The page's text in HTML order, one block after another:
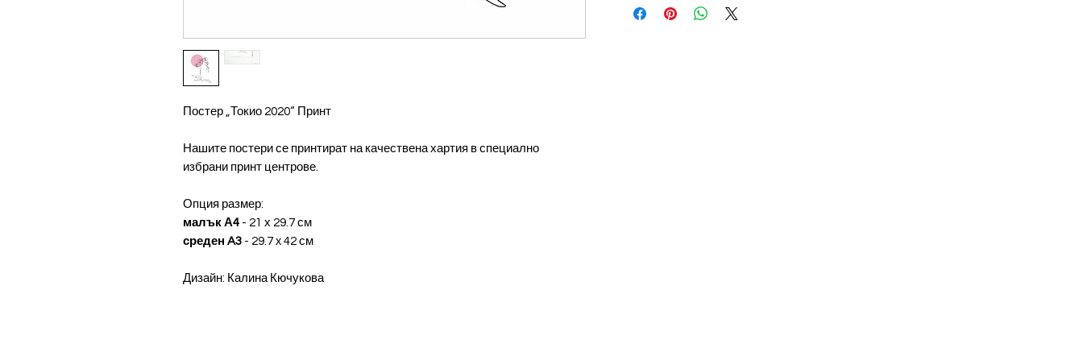
Постер „Токио 2020“ Принт
Нашите постери се принтират на качествена хартия в специално
избрани принт центрове.
Опция размер:
малък А4 - 21 х 29.7 см
среден A3 - 29.7 x 42 см
Дизайн: Калина Кючукова